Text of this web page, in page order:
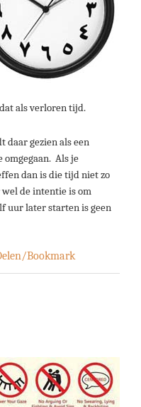
als verloren tijd.
daar gezien als een
Als je
dan is die tijd niet zo
de intentie is om
uur later starten is geen
Bookmark